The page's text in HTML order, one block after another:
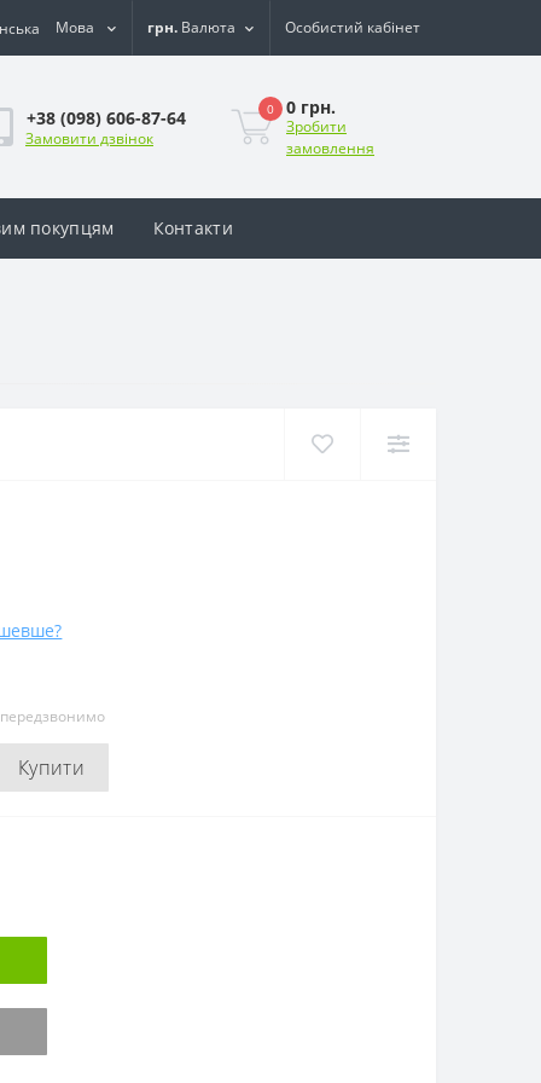
Мова грн. Валюта Особистий кабінет
+38 (098) 606-87-64
Замовити дзвінок
0 0 грн.
Зробити
замовлення
покупцям Контакти
Купити